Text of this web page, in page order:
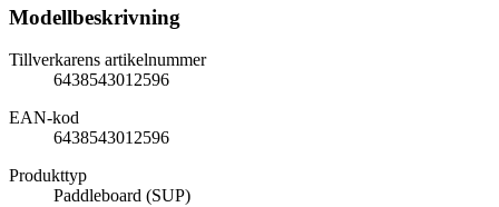
Modellbeskrivning
Tillverkarens artikelnummer
6438543012596
EAN-kod
6438543012596
Produkttyp
Paddleboard (SUP)